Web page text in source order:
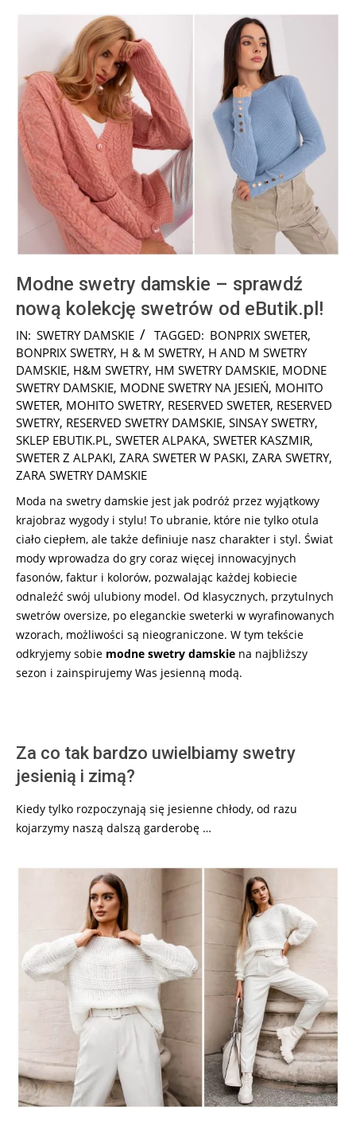
Modne swetry damskie – sprawdź
nową kolekcję swetrów od eButik.pl!
2025-
01-
29
IN: SWETRY DAMSKIE TAGGED: BONPRIX SWETER,
BONPRIX SWETRY, H & M SWETRY, H AND M SWETRY
DAMSKIE, H&M SWETRY, HM SWETRY DAMSKIE, MODNE
SWETRY DAMSKIE, MODNE SWETRY NA JESIEŃ, MOHITO
SWETER, MOHITO SWETRY, RESERVED SWETER, RESERVED
SWETRY, RESERVED SWETRY DAMSKIE, SINSAY SWETRY,
SKLEP EBUTIK.PL, SWETER ALPAKA, SWETER KASZMIR,
SWETER Z ALPAKI, ZARA SWETER W PASKI, ZARA SWETRY,
ZARA SWETRY DAMSKIE
Moda na swetry damskie jest jak podróż przez wyjątkowy
krajobraz wygody i stylu! To ubranie, które nie tylko otula
ciało ciepłem, ale także definiuje nasz charakter i styl. Świat
mody wprowadza do gry coraz więcej innowacyjnych
fasonów, faktur i kolorów, pozwalając każdej kobiecie
odnaleźć swój ulubiony model. Od klasycznych, przytulnych
swetrów oversize, po eleganckie sweterki w wyrafinowanych
wzorach, możliwości są nieograniczone. W tym tekście
odkryjemy sobie modne swetry damskie na najbliższy
sezon i zainspirujemy Was jesienną modą.
Za co tak bardzo uwielbiamy swetry
jesienią i zimą?
Kiedy tylko rozpoczynają się jesienne chłody, od razu
kojarzymy naszą dalszą garderobę …